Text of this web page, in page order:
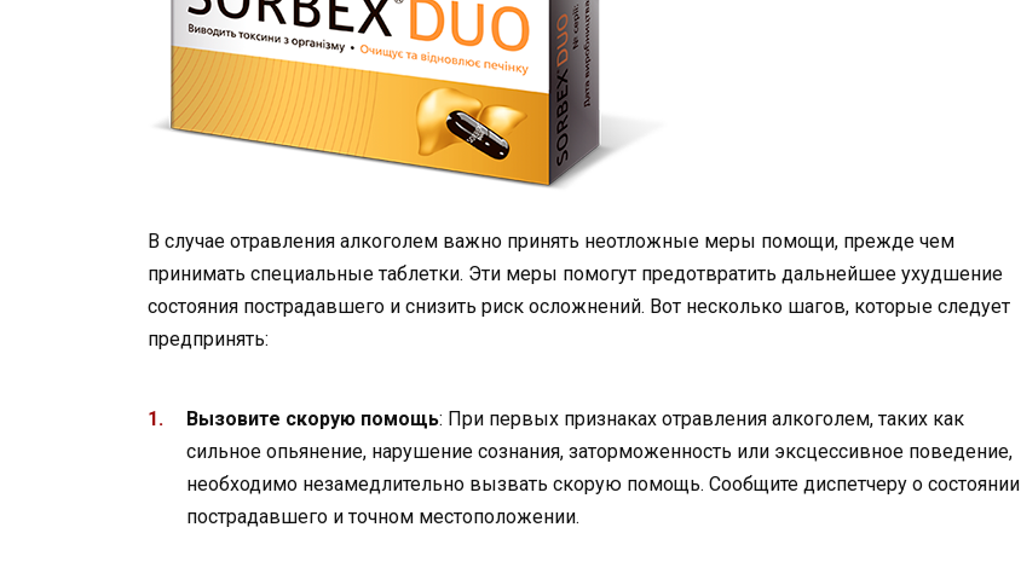
В случае отравления алкоголем важно принять неотложные меры помощи, прежде чем
принимать специальные таблетки. Эти меры помогут предотвратить дальнейшее ухудшение
состояния пострадавшего и снизить риск осложнений. Вот несколько шагов, которые следует
предпринять:
Вызовите скорую помощь: При первых признаках отравления алкоголем, таких как
сильное опьянение, нарушение сознания, заторможенность или эксцессивное поведение,
необходимо незамедлительно вызвать скорую помощь. Сообщите диспетчеру о состоянии
пострадавшего и точном местоположении.